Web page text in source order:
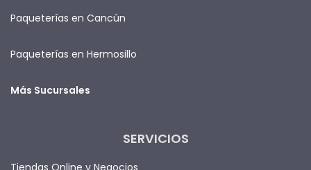
Paqueterías en Cancún
Paqueterías en Hermosillo
Más Sucursales
SERVICIOS
Tiendas Online y Negocios